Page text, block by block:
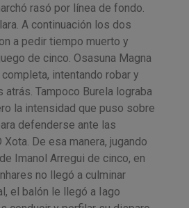
rasó por línea de fondo.
A continuación los dos
a pedir tiempo muerto y
de cinco. Osasuna Magna
intentando robar y
Tampoco Burela lograba
la intensidad que puso sobre
defenderse ante las
De esa manera, jugando
Imanol Arregui de cinco, en
no llegó a culminar
el balón le llegó a Iago